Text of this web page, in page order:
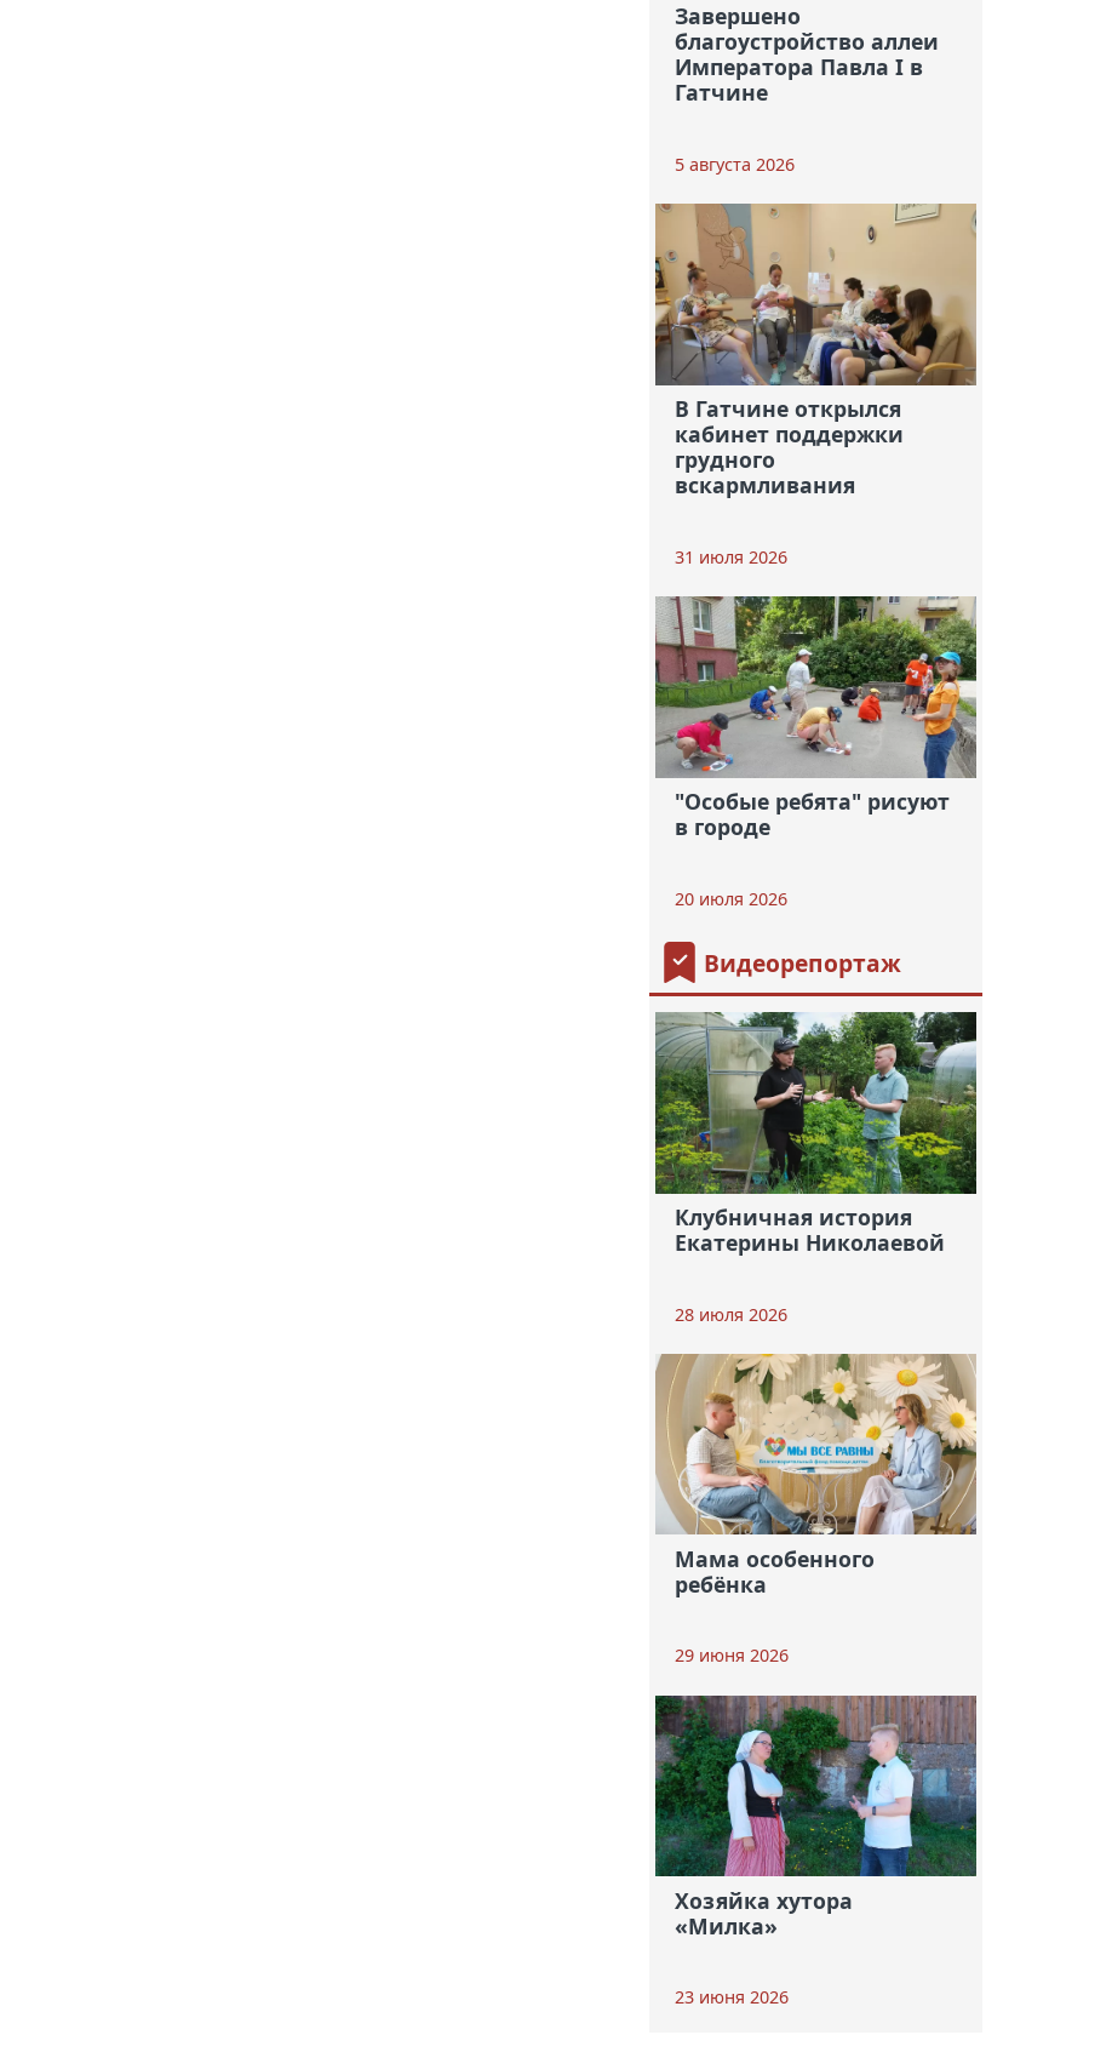
Завершено
благоустройство аллеи
Императора Павла I в
Гатчине
5 августа 2026
В Гатчине открылся
кабинет поддержки
грудного
вскармливания
31 июля 2026
"Особые ребята" рисуют
в городе
20 июля 2026
Видеорепортаж
Клубничная история
Екатерины Николаевой
28 июля 2026
Мама особенного
ребёнка
29 июня 2026
Хозяйка хутора
«Милка»
23 июня 2026